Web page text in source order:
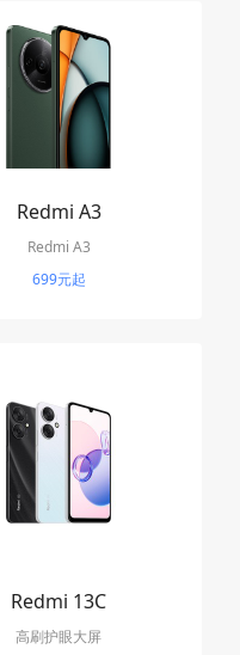
Redmi A3
Redmi A3
699元起
Redmi 13C
高刷护眼大屏